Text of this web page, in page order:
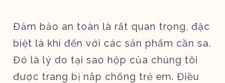
Đảm bảo an toàn là rất quan trọng, đặc
biệt là khi đến với các sản phẩm cần sa.
Đó là lý do tại sao hộp của chúng tôi
được trang bị nắp chống trẻ em. Điều